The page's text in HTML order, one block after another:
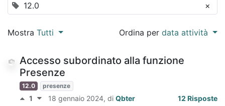
12.0 ×
Mostra Tutti Ordina perdata attività
Accesso subordinato alla funzione
Presenze
12.0 presenze
1 18 gennaio 2024, di Qbter 12 Risposte